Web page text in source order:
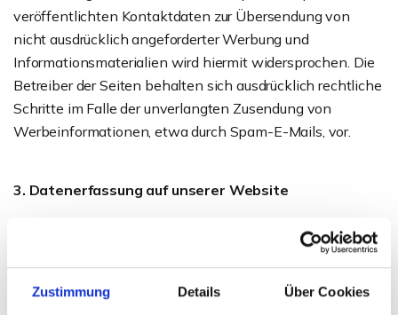
Zustimmung Details Über Cookies
veröffentlichten Kontaktdaten zur Übersendung von
nicht ausdrücklich angeforderter Werbung und
Informationsmaterialien wird hiermit widersprochen. Die
Betreiber der Seiten behalten sich ausdrücklich rechtliche
Schritte im Falle der unverlangten Zusendung von
Werbeinformationen, etwa durch Spam-E-Mails, vor.
3. Datenerfassung auf unserer Website
Die Internetseiten verwenden teilweise so genannte
Cookies. Cookies richten auf Ihrem Rechner keinen